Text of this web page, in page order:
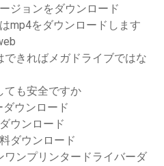
ジョンをダウンロード
mp4をダウンロードします
きればメガドライブではな
ても安全ですか
ダウンロード
ウンロード
ダウンロード
ワンプリンタードライバーダ